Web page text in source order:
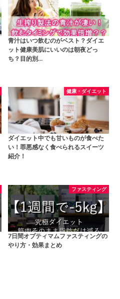
青汁はいつ飲むのがベスト？ダイエ
ット健康美肌にいいのは朝夜どっ
ち？目的別…
健康・ダイエット
ダイエット中でも甘いものが食べた
い！罪悪感なく食べられるスイーツ
紹介！
ファスティング
7日間オプティマムファスティングの
やり方・効果まとめ